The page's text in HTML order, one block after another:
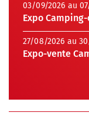
03/09/2026 au
Expo
27/08/2026 au
Expo-vente